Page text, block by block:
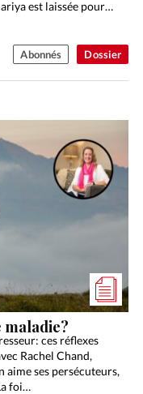
Dossier
est laissée pour
Abonnés
maladie?
ces réflexes
Rachel Chand,
aime ses persécuteurs,
foi…